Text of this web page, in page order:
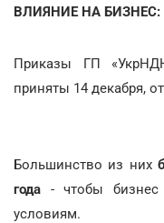
ВЛИЯНИЕ НА БИЗНЕС:
Приказы ГП
приняты 14 декабря,
Большинство из них
года - чтобы бизнес
условиям.